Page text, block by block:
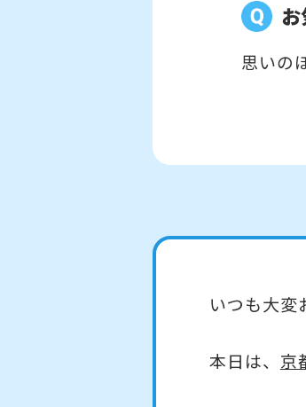
思いの
いつも大変
本日は、 京